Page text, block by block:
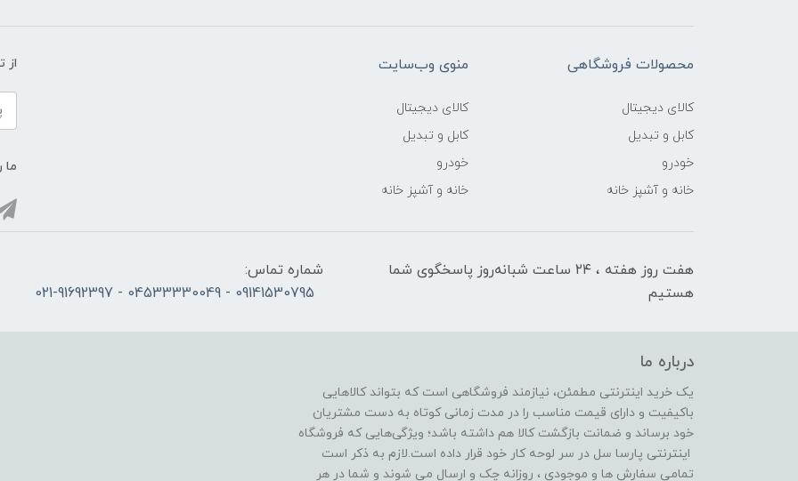
محصولات فروشگاهی
کالای دیجیتال
کابل و تبدیل
خودرو
خانه و آشپز خانه
منوی وب‌سایت
کالای دیجیتال
کابل و تبدیل
خودرو
خانه و آشپز خانه
از
ما
هفت روز هفته ، ۲۴ ساعت شبانه‌روز پاسخگوی شما
هستیم
شماره تماس:
09141530795 - 04533330049 - 021-91692397
درباره ما
یک خرید اینترنتی مطمئن، نیازمند فروشگاهی است که بتواند کالاهایی
باکیفیت و دارای قیمت مناسب را در مدت زمانی کوتاه به دست مشتریان
خود برساند و ضمانت بازگشت کالا هم داشته باشد؛ ویژگی‌هایی که فروشگاه
اینترنتی پارسا سل در سر لوحه کار خود قرار داده است.لازم به ذکر است
تمامی سفارش ها و موجودی ، روزانه چک و ارسال می شوند و شما در هر